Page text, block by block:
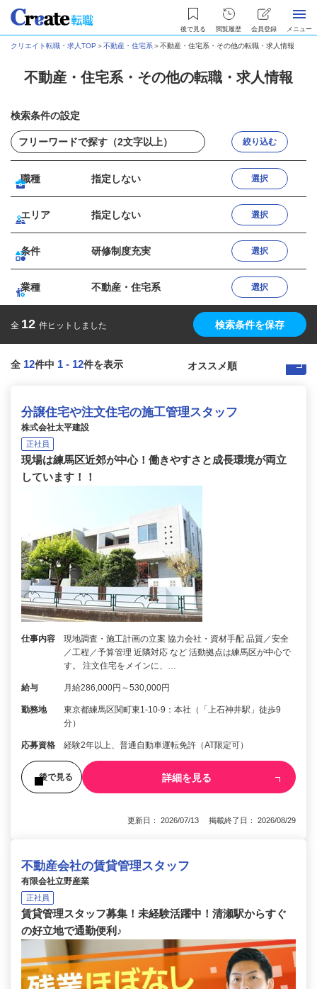
後で見る 閲覧履歴 会員登録 メニュー
クリエイト転職・求人TOP ＞不動産・住宅系＞不動産・住宅系・その他の転職・求人情報
不動産・住宅系・その他の転職・求人情報
検索条件の設定
絞り込む
職種 指定しない 選択
エリア 指定しない 選択
条件 研修制度充実 選択
業種 不動産・住宅系 選択
全 12 件ヒットしました 検索条件を保存
全 12件中 1 - 12件を表示
分譲住宅や注文住宅の施工管理スタッフ
株式会社太平建設
正社員
現場は練馬区近郊が中心！働きやすさと成長環境が両立
しています！！
仕事内容
現地調査・施工計画の立案 協力会社・資材手配 品質／安全
／工程／予算管理 近隣対応 など 活動拠点は練馬区が中心で
す。 注文住宅をメインに、…
給与 月給286,000円～530,000円
勤務地
東京都練馬区関町東1-10-9：本社（「上石神井駅」徒歩9
分）
応募資格 経験2年以上、普通自動車運転免許（AT限定可）
後で見る 詳細を見る
更新日： 2026/07/13 掲載終了日： 2026/08/29
不動産会社の賃貸管理スタッフ
有限会社立野産業
正社員
賃貸管理スタッフ募集！未経験活躍中！清瀬駅からすぐ
の好立地で通勤便利♪